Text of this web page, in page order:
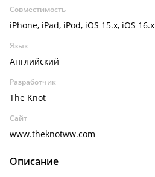
Совместимость
iPhone, iPad, iPod, iOS 15.x, iOS 16.x
Язык
Английский
Разработчик
The Knot
Сайт
www.theknotww.com
Описание